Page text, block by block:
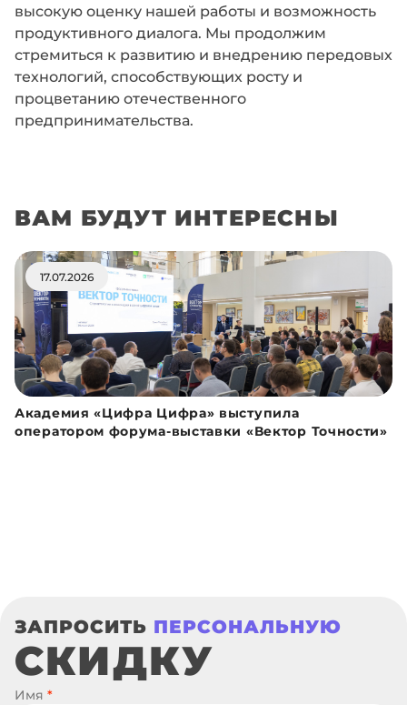
высокую оценку нашей работы и возможность
продуктивного диалога. Мы продолжим
стремиться к развитию и внедрению передовых
технологий, способствующих росту и
процветанию отечественного
предпринимательства.
ВАМ БУДУТ ИНТЕРЕСНЫ
17.07.2026
Академия «Цифра Цифра» выступила
оператором форума-выставки «Вектор Точности»
ЗАПРОСИТЬ ПЕРСОНАЛЬНУЮ
СКИДКУ
Имя *